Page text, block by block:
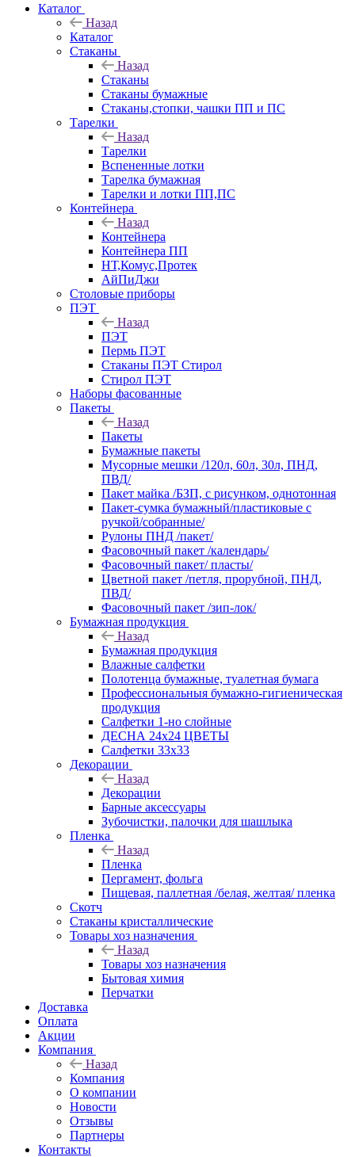
Каталог
Назад
Каталог
Стаканы
Назад
Стаканы
Стаканы бумажные
Стаканы,стопки, чашки ПП и ПС
Тарелки
Назад
Тарелки
Вспененные лотки
Тарелка бумажная
Тарелки и лотки ПП,ПС
Контейнера
Назад
Контейнера
Контейнера ПП
НТ,Комус,Протек
АйПиДжи
Столовые приборы
ПЭТ
Назад
ПЭТ
Пермь ПЭТ
Стаканы ПЭТ Стирол
Стирол ПЭТ
Наборы фасованные
Пакеты
Назад
Пакеты
Бумажные пакеты
Мусорные мешки /120л, 60л, 30л, ПНД,
ПВД/
Пакет майка /БЗП, с рисунком, однотонная
Пакет-сумка бумажный/пластиковые с
ручкой/собранные/
Рулоны ПНД /пакет/
Фасовочный пакет /календарь/
Фасовочный пакет/ пласты/
Цветной пакет /петля, прорубной, ПНД,
ПВД/
Фасовочный пакет /зип-лок/
Бумажная продукция
Назад
Бумажная продукция
Влажные салфетки
Полотенца бумажные, туалетная бумага
Профессиональныя бумажно-гигиеническая
продукция
Салфетки 1-но слойные
ДЕСНА 24х24 ЦВЕТЫ
Салфетки 33х33
Декорации
Назад
Декорации
Барные аксессуары
Зубочистки, палочки для шашлыка
Пленка
Назад
Пленка
Пергамент, фольга
Пищевая, паллетная /белая, желтая/ пленка
Скотч
Стаканы кристаллические
Товары хоз назначения
Назад
Товары хоз назначения
Бытовая химия
Перчатки
Доставка
Оплата
Акции
Компания
Назад
Компания
О компании
Новости
Отзывы
Партнеры
Контакты